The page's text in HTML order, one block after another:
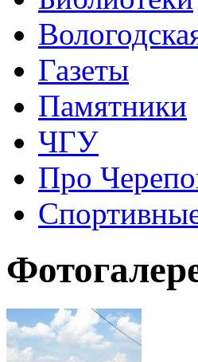
Газеты
Памятники
ЧГУ
Про